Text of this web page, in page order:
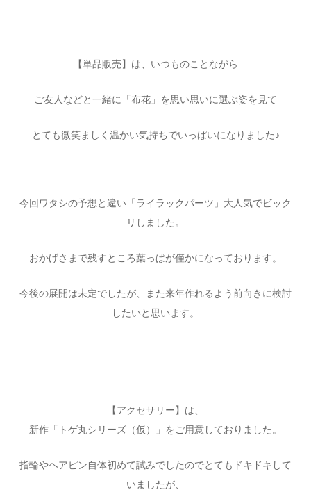
【単品販売】は、いつものことながら
ご友人などと一緒に「布花」を思い思いに選ぶ姿を見て
とても微笑ましく温かい気持ちでいっぱいになりました♪
今回ワタシの予想と違い「ライラックパーツ」大人気でビック
リしました。
おかげさまで残すところ葉っぱが僅かになっております。
今後の展開は未定でしたが、また来年作れるよう前向きに検討
したいと思います。
【アクセサリー】は、
新作「トゲ丸シリーズ（仮）」をご用意しておりました。
指輪やヘアピン自体初めて試みでしたのでとてもドキドキして
いましたが、